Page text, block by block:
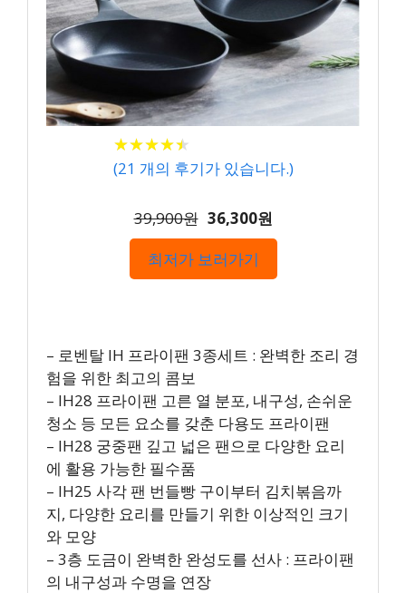
★★★★★
★★★★★
(21 개의 후기가 있습니다.)
39,900원 36,300원
최저가 보러가기
– 로벤탈 IH 프라이팬 3종세트 : 완벽한 조리 경
험을 위한 최고의 콤보
– IH28 프라이팬 고른 열 분포, 내구성, 손쉬운
청소 등 모든 요소를 갖춘 다용도 프라이팬
– IH28 궁중팬 깊고 넓은 팬으로 다양한 요리
에 활용 가능한 필수품
– IH25 사각 팬 번들빵 구이부터 김치볶음까
지, 다양한 요리를 만들기 위한 이상적인 크기
와 모양
– 3층 도금이 완벽한 완성도를 선사 : 프라이팬
의 내구성과 수명을 연장